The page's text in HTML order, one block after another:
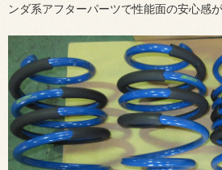
ンダ系アフターパーツで性能面の安心感が